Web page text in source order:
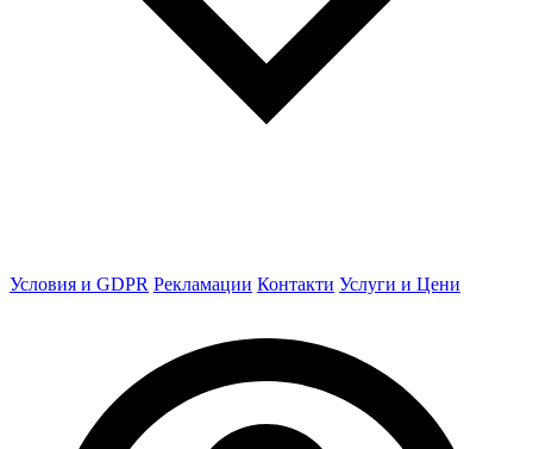
Условия и GDPR Рекламации Контакти Услуги и Цени